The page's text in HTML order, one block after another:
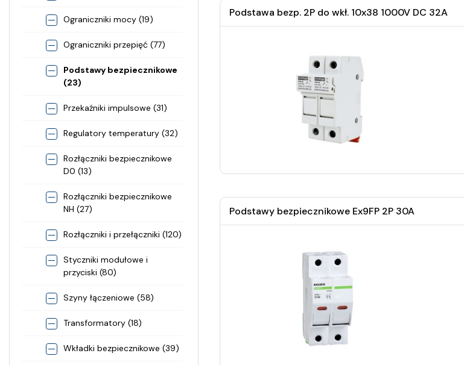
Ograniczniki mocy (19)
Ograniczniki przepięć (77)
Podstawy bezpiecznikowe
(23)
Przekaźniki impulsowe (31)
Regulatory temperatury (32)
Rozłączniki bezpiecznikowe
D0 (13)
Rozłączniki bezpiecznikowe
NH (27)
Rozłączniki i przełączniki (120)
Styczniki modułowe i
przyciski (80)
Szyny łączeniowe (58)
Transformatory (18)
Wkładki bezpiecznikowe (39)
Podstawa bezp. 2P do wkł. 10x38 1000V DC 32A
Podstawy bezpiecznikowe Ex9FP 2P 30A